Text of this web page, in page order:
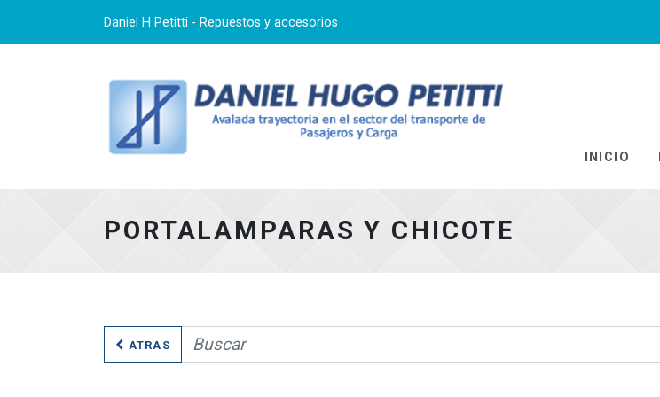
Daniel H Petitti - Repuestos y accesorios
Ir al Inicio
INICIO
PORTALAMPARAS Y CHICOTE
ATRAS